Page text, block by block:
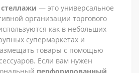
— это универсальное
организации торгового
как в небольших
супермаркетах и
товары с помощью
Если вам нужен
перфорированный